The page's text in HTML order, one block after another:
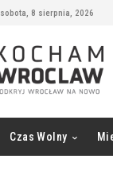
sobota, 8 sierpnia, 2026
Czas Wolny